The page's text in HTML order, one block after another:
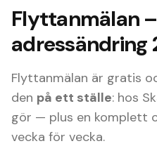
Flyttanmälan
adressändring
Flyttanmälan är gratis
den på ett ställe: hos
gör — plus en komplett
vecka för vecka.